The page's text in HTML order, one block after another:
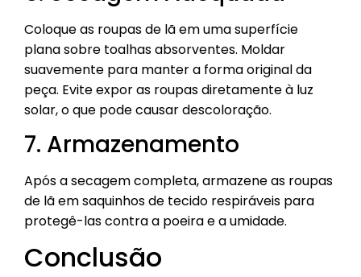
Coloque as roupas de lã em uma superfície
plana sobre toalhas absorventes. Moldar
suavemente para manter a forma original da
peça. Evite expor as roupas diretamente à luz
solar, o que pode causar descoloração.
7. Armazenamento
Após a secagem completa, armazene as roupas
de lã em saquinhos de tecido respiráveis para
protegê-las contra a poeira e a umidade.
Conclusão